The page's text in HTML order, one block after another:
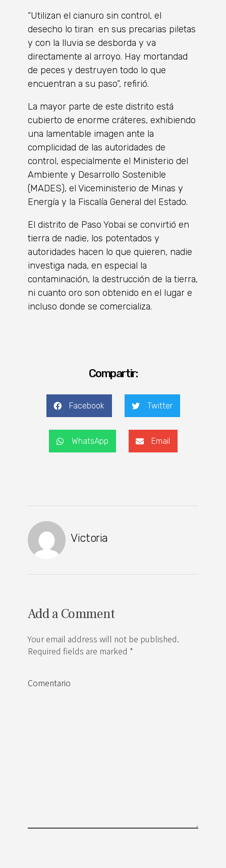
“Utilizan el cianuro sin control, el
desecho lo tiran en sus precarias piletas
y con la lluvia se desborda y va
directamente al arroyo. Hay mortandad
de peces y destruyen todo lo que
encuentran a su paso”, refirió.
La mayor parte de este distrito está
cubierto de enorme cráteres, exhibiendo
una lamentable imagen ante la
complicidad de las autoridades de
control, especialmente el Ministerio del
Ambiente y Desarrollo Sostenible
(MADES), el Viceministerio de Minas y
Energía y la Fiscalía General del Estado.
El distrito de Paso Yobai se convirtió en
tierra de nadie, los potentados y
autoridades hacen lo que quieren, nadie
investiga nada, en especial la
contaminación, la destrucción de la tierra,
ni cuanto oro son obtenido en el lugar e
incluso donde se comercializa.
Compartir:
Facebook Twitter
WhatsApp Email
Victoria
Add a Comment
Your email address will not be published.
Required fields are marked *
Comentario